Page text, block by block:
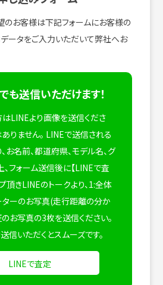
のお客様は下記フォームにお客様の
ータをご入力いただいて弊社へお
も送信いただけます！
LINEより画像を送信くださ
りません。 LINEで送信される
お名前、都道府県、モデル名、グ
フォーム送信後に【LINEで査
頂きLINEのトークより、1:全体
ターのお写真(走行距離の分か
お写真の3枚を送信ください。
信いただくとスムーズです。
LINEで査定